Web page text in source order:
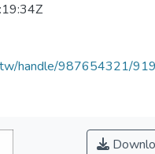
handle/987654321/